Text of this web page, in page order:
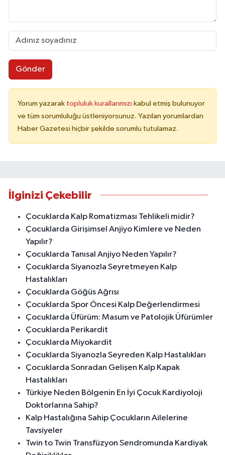
Gönder
Yorum yazarak topluluk kurallarımızı kabul etmiş bulunuyor
ve tüm sorumluluğu üstleniyorsunuz. Yazılan yorumlardan
Haber Gazetesi hiçbir şekilde sorumlu tutulamaz.
İlginizi Çekebilir
Çocuklarda Kalp Romatizması Tehlikeli midir?
Çocuklarda Girişimsel Anjiyo Kimlere ve Neden
Yapılır?
Çocuklarda Tanısal Anjiyo Neden Yapılır?
Çocuklarda Siyanozla Seyretmeyen Kalp
Hastalıkları
Çocuklarda Göğüs Ağrısı
Çocuklarda Spor Öncesi Kalp Değerlendirmesi
Çocuklarda Üfürüm: Masum ve Patolojik Üfürümler
Çocuklarda Perikardit
Çocuklarda Miyokardit
Çocuklarda Siyanozla Seyreden Kalp Hastalıkları
Çocuklarda Sonradan Gelişen Kalp Kapak
Hastalıkları
Türkiye Neden Bölgenin En İyi Çocuk Kardiyoloji
Doktorlarına Sahip?
Kalp Hastalığına Sahip Çocukların Ailelerine
Tavsiyeler
Twin to Twin Transfüzyon Sendromunda Kardiyak